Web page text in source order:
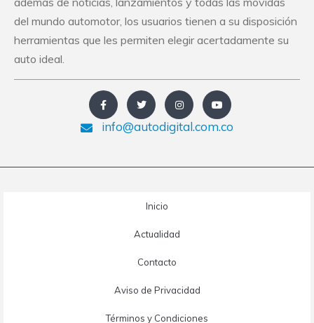
del mundo automotor, los usuarios tienen a su disposición
herramientas que les permiten elegir acertadamente su
auto ideal.
info@autodigital.com.co
Inicio
Actualidad
Contacto
Aviso de Privacidad
Términos y Condiciones